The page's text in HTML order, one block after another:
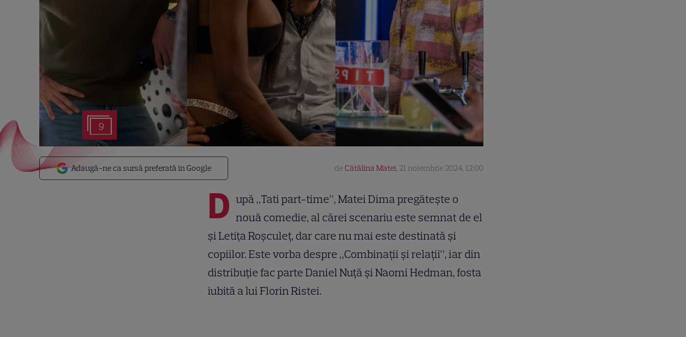
9
Adaugă-ne ca sursă preferată în Google de Cătălina Matei, 21 noiembrie 2024, 12:00
D upă „Tati part-time”, Matei Dima pregătește o
nouă comedie, al cărei scenariu este semnat de el
și Letița Roșculeț, dar care nu mai este destinată și
copiilor. Este vorba despre „Combinații și relații”, iar din
distribuție fac parte Daniel Nuță și Naomi Hedman, fosta
iubită a lui Florin Ristei.